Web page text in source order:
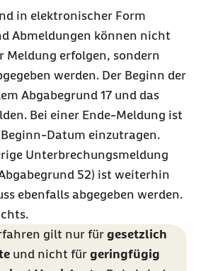
in elektronischer Form
Abmeldungen können nicht
Meldung erfolgen, sondern
werden. Der Beginn der
Abgabegrund 17 und das
Bei einer Ende-Meldung ist
Datum einzutragen.
Unterbrechungsmeldung
52) ist weiterhin
ebenfalls abgegeben werden.
gilt nur für gesetzlich
und nicht für geringfügig